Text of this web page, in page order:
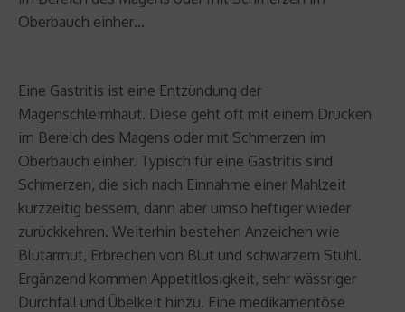
Oberbauch einher…
Eine Gastritis ist eine Entzündung der
Magenschleimhaut. Diese geht oft mit einem Drücken
im Bereich des Magens oder mit Schmerzen im
Oberbauch einher. Typisch für eine Gastritis sind
Schmerzen, die sich nach Einnahme einer Mahlzeit
kurzzeitig bessern, dann aber umso heftiger wieder
zurückkehren. Weiterhin bestehen Anzeichen wie
Blutarmut, Erbrechen von Blut und schwarzem Stuhl.
Ergänzend kommen Appetitlosigkeit, sehr wässriger
Durchfall und Übelkeit hinzu. Eine medikamentöse